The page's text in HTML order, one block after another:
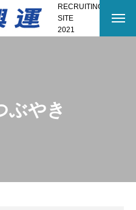
RECRUITING
SITE
2021
ぶやき